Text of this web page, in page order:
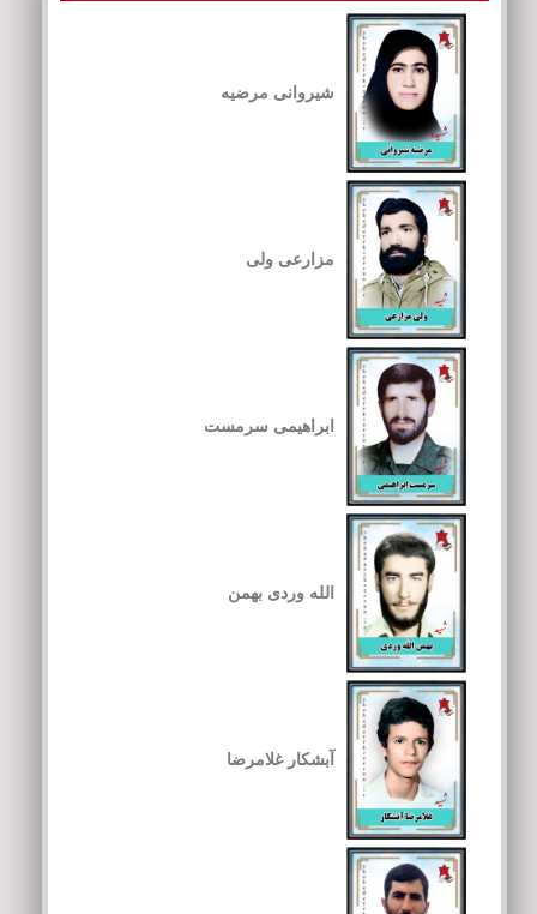
شیروانی مرضیه
مزارعی ولی
ابراهیمی سرمست
الله وردی بهمن
آبشکار غلامرضا